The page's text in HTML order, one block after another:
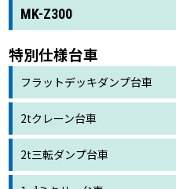
MK-Z300
特別仕様台車
フラットデッキダンプ台車
2tクレーン台車
2t三転ダンプ台車